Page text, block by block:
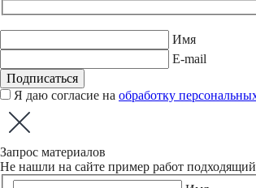
Имя
E-mail
Подписаться
Я даю согласие на обработку
Запрос материалов
Не нашли на сайте пример работ